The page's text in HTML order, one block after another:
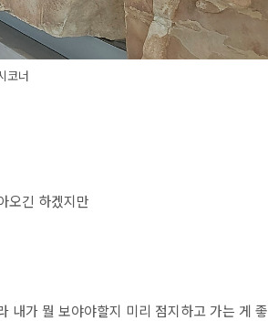
코너
오긴 하겠지만
내가 뭘 보야야할지 미리 점지하고 가는 게 좋